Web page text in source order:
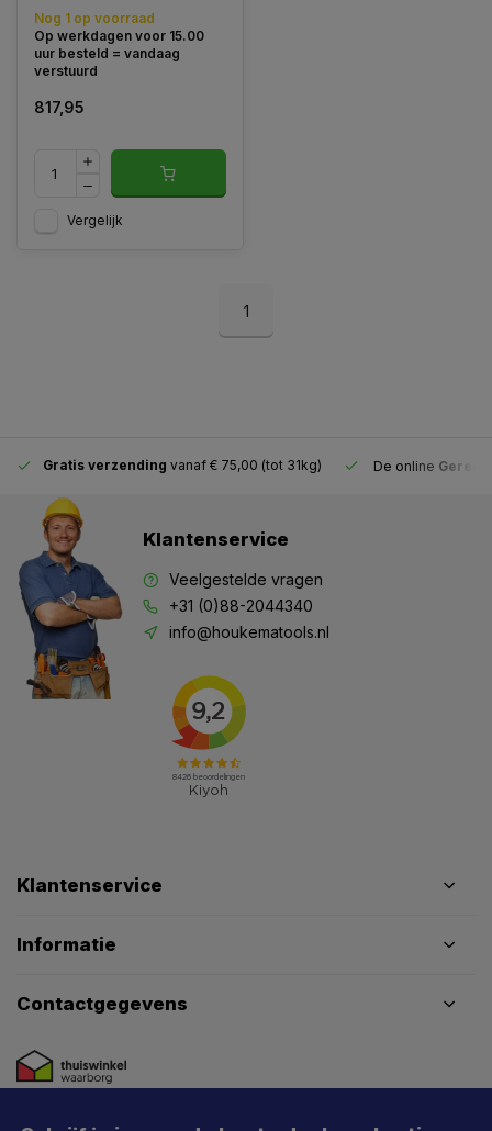
Nog 1 op voorraad
Op werkdagen voor 15.00
uur besteld = vandaag
verstuurd
817,95
Vergelijk
1
Gratis verzending vanaf € 75,00 (tot 31kg) De online
Klantenservice
Veelgestelde vragen
+31 (0)88-2044340
info@houkematools.nl
Klantenservice
Informatie
Contactgegevens